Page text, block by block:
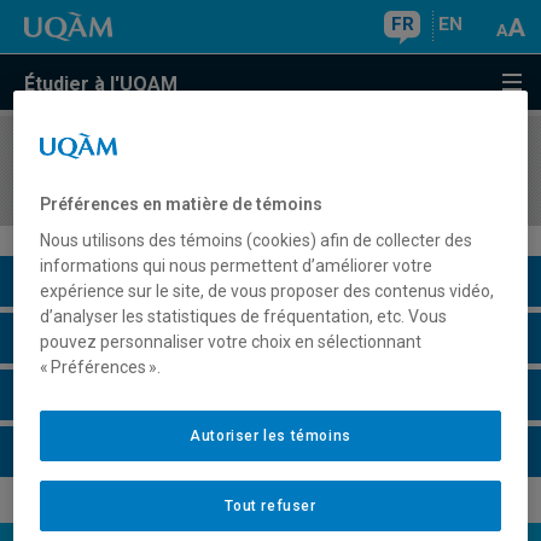
FR EN
Étudier à l'UQAM
COURS//
Description du cours
Horaire - Été 2026
Préférences en matière de témoins
Nous utilisons des témoins (cookies) afin de collecter des
informations qui nous permettent d’améliorer votre
expérience sur le site, de vous proposer des contenus vidéo,
d’analyser les statistiques de fréquentation, etc. Vous
pouvez personnaliser votre choix en sélectionnant
« Préférences ».
Tout refuser
Autoriser les témoins